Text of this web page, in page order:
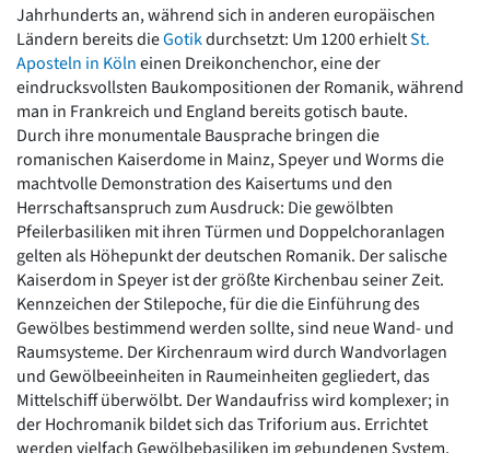
Jahrhunderts an, während sich in anderen europäischen
Ländern bereits dieGotikdurchsetzt: Um 1200 erhieltSt.
Aposteln in Kölneinen Dreikonchenchor, eine der
eindrucksvollsten Baukompositionen der Romanik, während
man in Frankreich und England bereits gotisch baute.
Durch ihre monumentale Bausprache bringen die
romanischen Kaiserdome in Mainz, Speyer und Worms die
machtvolle Demonstration des Kaisertums und den
Herrschaftsanspruch zum Ausdruck: Die gewölbten
Pfeilerbasiliken mit ihren Türmen und Doppelchoranlagen
gelten als Höhepunkt der deutschen Romanik. Der salische
Kaiserdom in Speyer ist der größte Kirchenbau seiner Zeit.
Kennzeichen der Stilepoche, für die die Einführung des
Gewölbes bestimmend werden sollte, sind neue Wand- und
Raumsysteme. Der Kirchenraum wird durch Wandvorlagen
und Gewölbeeinheiten in Raumeinheiten gegliedert, das
Mittelschiff überwölbt. Der Wandaufriss wird komplexer; in
der Hochromanik bildet sich das Triforium aus. Errichtet